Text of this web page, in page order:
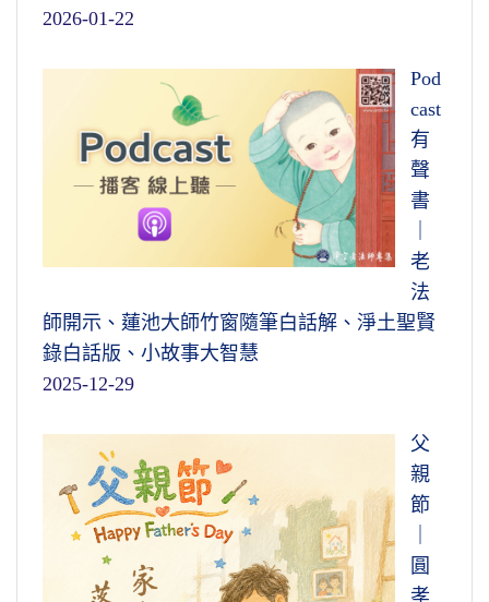
2026-01-22
Pod
cast
有
聲
書
老
法
師開示、蓮池大師竹窗隨筆白話解、淨土聖賢
錄白話版、小故事大智慧
2025-12-29
父
親
節
圓
孝